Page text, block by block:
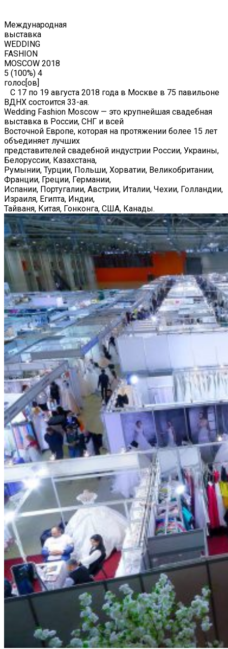
Международная
выставка
WEDDING
FASHION
MOSCOW 2018
5 (100%) 4
голос[ов]
С 17 по 19 августа 2018 года в Москве в 75 павильоне
ВДНХ состоится 33-ая.
Wedding Fashion Moscow — это крупнейшая свадебная
выставка в России, СНГ и всей
Восточной Европе, которая на протяжении более 15 лет
объединяет лучших
представителей свадебной индустрии России, Украины,
Белоруссии, Казахстана,
Румынии, Турции, Польши, Хорватии, Великобритании,
Франции, Греции, Германии,
Испании, Португалии, Австрии, Италии, Чехии, Голландии,
Израиля, Египта, Индии,
Тайваня, Китая, Гонконга, США, Канады.